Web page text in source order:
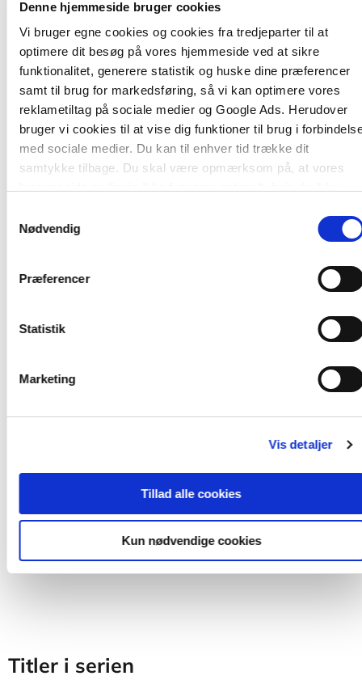
Denne hjemmeside bruger cookies
Vi bruger egne cookies og cookies fra tredjeparter til at
optimere dit besøg på vores hjemmeside ved at sikre
funktionalitet, generere statistik og huske dine præferencer
samt til brug for markedsføring, så vi kan optimere vores
reklametiltag på sociale medier og Google Ads. Herudover
bruger vi cookies til at vise dig funktioner til brug i
med sociale medier. Du kan til enhver tid trække dit
samtykke tilbage. Du skal være opmærksom på, at vores
Nødvendig
Præferencer
Statistik
Marketing
Vis detaljer
Tillad alle cookies
Kun nødvendige cookies
Af samme forfatter
Didaktikserien
Stig Toke Gissel Tom Steffensen Stine Kragholm Knudsen Lone Wulff
Titler i serien